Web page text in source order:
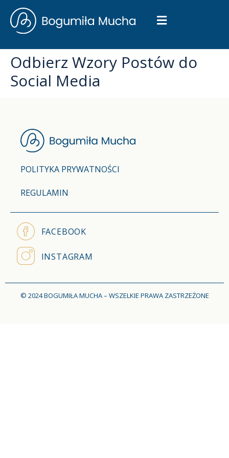
Odbierz Wzory Postów do
Social Media
POLITYKA PRYWATNOŚCI
REGULAMIN
FACEBOOK
INSTAGRAM
© 2024 BOGUMIŁA MUCHA – WSZELKIE PRAWA ZASTRZEŻONE